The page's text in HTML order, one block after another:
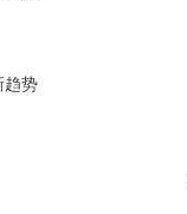
趋势